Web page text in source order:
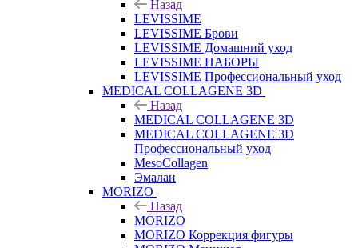
Назад
LEVISSIME
LEVISSIME Брови
LEVISSIME Домашний уход
LEVISSIME НАБОРЫ
LEVISSIME Профессиональный уход
MEDICAL COLLAGENE 3D
Назад
MEDICAL COLLAGENE 3D
MEDICAL COLLAGENE 3D
Профессиональный уход
MesoCollagen
Эмалан
MORIZO
Назад
MORIZO
MORIZO Коррекция фигуры